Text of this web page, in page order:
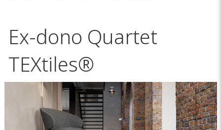
Ex-dono Quartet
TEXtiles®